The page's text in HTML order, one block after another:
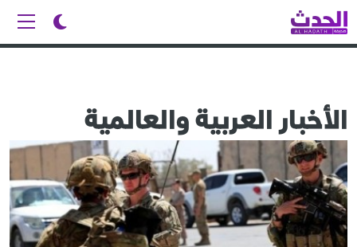
الأخبار العربية والعالمية